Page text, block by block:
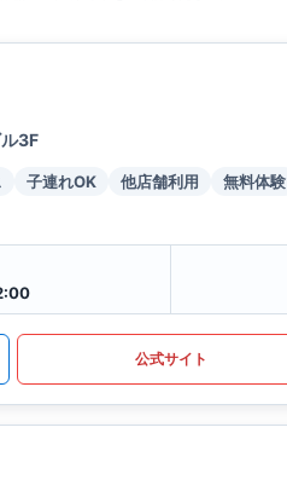
3F
子連れOK 他店舗利用
無料体験
公式サイト